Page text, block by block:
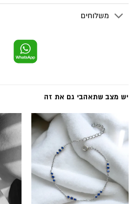
משלוחים
יש מצב שתאהבי גם את זה